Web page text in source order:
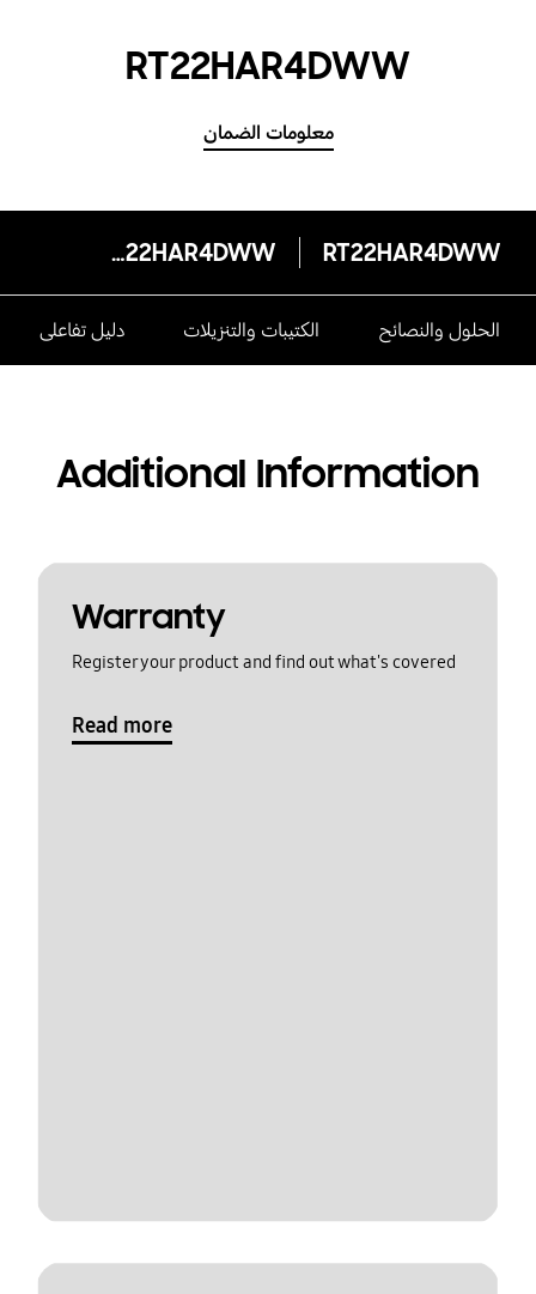
RT22HAR4DWW
معلومات الضمان
RT22HAR4DWW
RT22HAR4DWW
الحلول والنصائح الكتيبات والتنزيلات دليل تفاعلى
Additional Information
Warranty
Register your product and find out what's covered
Read more